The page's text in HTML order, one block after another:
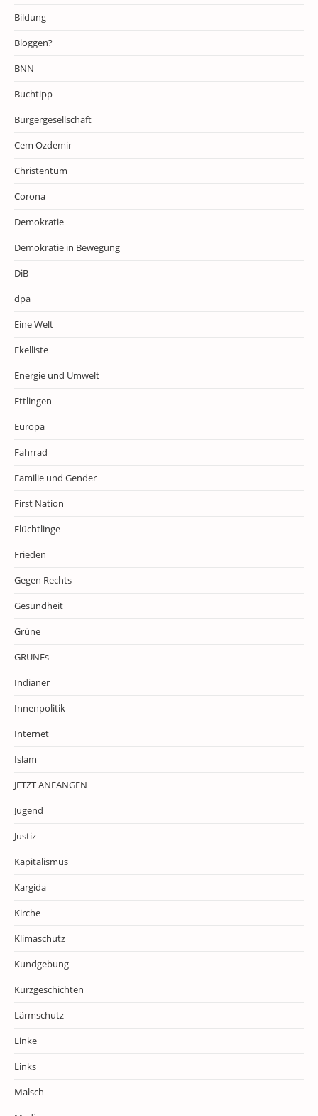
Bildung
Bloggen?
BNN
Buchtipp
Bürgergesellschaft
Cem Özdemir
Christentum
Corona
Demokratie
Demokratie in Bewegung
DiB
dpa
Eine Welt
Ekelliste
Energie und Umwelt
Ettlingen
Europa
Fahrrad
Familie und Gender
First Nation
Flüchtlinge
Frieden
Gegen Rechts
Gesundheit
Grüne
GRÜNEs
Indianer
Innenpolitik
Internet
Islam
JETZT ANFANGEN
Jugend
Justiz
Kapitalismus
Kargida
Kirche
Klimaschutz
Kundgebung
Kurzgeschichten
Lärmschutz
Linke
Links
Malsch